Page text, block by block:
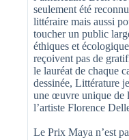
seulement été
littéraire mais aussi
toucher un public
éthiques et
reçoivent pas de
le lauréat de chaque
dessinée, Littérature
une œuvre unique de
l’artiste Florence
Le Prix Maya n’est